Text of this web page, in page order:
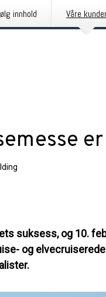
innhold Våre
suksess, og 10.
og